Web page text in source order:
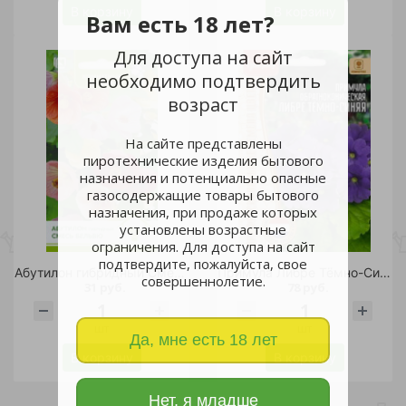
Вам есть 18 лет?
Для доступа на сайт
необходимо подтвердить
возраст
На сайте представлены
пиротехнические изделия бытового
назначения и потенциально опасные
газосодержащие товары бытового
назначения, при продаже которых
установлены возрастные
ограничения. Для доступа на сайт
подтвердите, пожалуйста, свое
совершеннолетие.
Да, мне есть 18 лет
Нет, я младше
Абутилон гибридный Смесь Бельвю 0,1гр/10
В корзину
Примула Либре Тёмно-Синяя обратноконическая 4шт/10
В корзину